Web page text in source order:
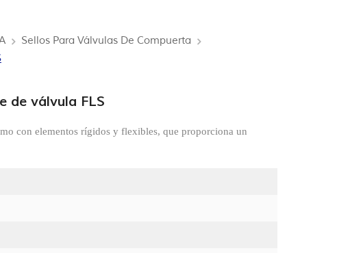
Sellos Para Válvulas De Compuerta
de válvula FLS
con elementos rígidos y flexibles, que proporciona un